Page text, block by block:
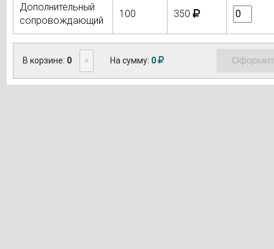
Дополнительный
сопровождающий
100 350
В корзине: 0 × На сумму: 0